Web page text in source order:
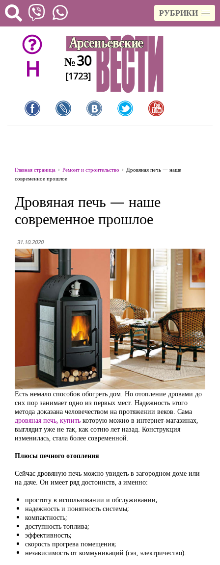
РУБРИКИ
H №30
[1723]
Главная страница Ремонт и строительство
Дровяная печь — наше
современное прошлое
Дровяная печь — наше
современное прошлое
31.10.2020
Есть немало способов обогреть дом. Но отопление дровами до
сих пор занимает одно из первых мест. Надежность этого
метода доказана человечеством на протяжении веков. Сама
дровяная печь, купить которую можно в интернет-магазинах,
выглядит уже не так, как сотню лет назад. Конструкция
изменилась, стала более современной.
Плюсы печного отопления
Сейчас дровяную печь можно увидеть в загородном доме или
на даче. Он имеет ряд достоинств, а именно:
простоту в использовании и обслуживании;
надежность и понятность системы;
компактность;
доступность топлива;
эффективность;
скорость прогрева помещения;
независимость от коммуникаций (газ, электричество).